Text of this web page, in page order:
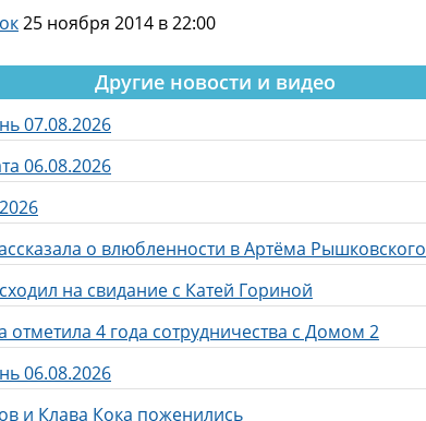
25 ноября 2014 в 22:00
Другие новости и видео
07.08.2026
06.08.2026
о влюбленности в Артёма Рышковского
на свидание с Катей Гориной
отметила 4 года сотрудничества с Домом 2
06.08.2026
и Клава Кока поженились